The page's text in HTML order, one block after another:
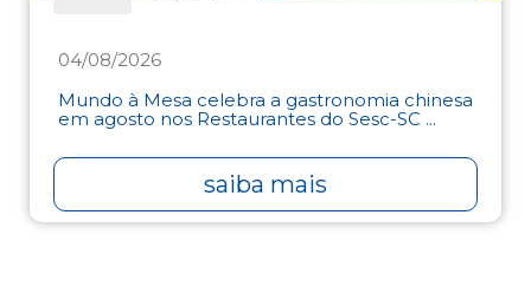
04/08/2026
Mundo à Mesa celebra a gastronomia chinesa
em agosto nos Restaurantes do Sesc-SC ...
saiba mais